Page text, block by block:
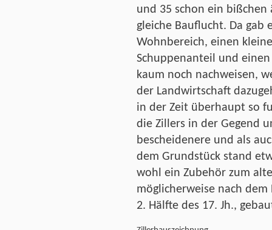
und 35 schon ein
gleiche Bauflucht. Da gab
Wohnbereich, einen
Schuppenanteil und
kaum noch nachweisen,
der Landwirtschaft
in der Zeit überhaupt so
die Zillers in der Gegend
bescheidenere und als
dem Grundstück stand
wohl ein Zubehör zum
möglicherweise nach
2. Hälfte des 17. Jh.,